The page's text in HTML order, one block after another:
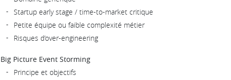
Startup early stage / time-to-market critique
Petite équipe ou faible complexité métier
Risques d’over-engineering
Big Picture Event Storming
Principe et objectifs